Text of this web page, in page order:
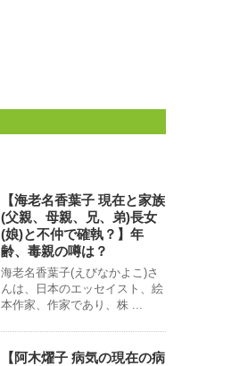
【海老名香葉子 現在と家族
(父親、母親、兄、弟)長女
(娘)と不仲で確執？】年
齢、毒親の噂は？
海老名香葉子(えびなかよこ)さ
んは、日本のエッセイスト、絵
本作家、作家であり、株 ...
【阿木燿子 病気の現在の病